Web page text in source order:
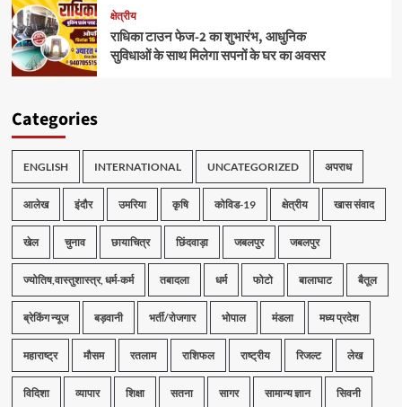
क्षेत्रीय
राधिका टाउन फेज-2 का शुभारंभ, आधुनिक
सुविधाओं के साथ मिलेगा सपनों के घर का अवसर
Categories
ENGLISH INTERNATIONAL UNCATEGORIZED अपराध
आलेख इंदौर उमरिया कृषि कोविड-19 क्षेत्रीय खास संवाद
खेल चुनाव छायाचित्र छिंदवाड़ा जबलपुर जबलपुर
ज्योतिष,वास्तुशास्त्र, धर्म-कर्म तबादला धर्म फोटो बालाघाट बैतूल
ब्रेकिंग न्यूज बड़वानी भर्ती/रोजगार भोपाल मंडला मध्य प्रदेश
महाराष्ट्र मौसम रतलाम राशिफल राष्ट्रीय रिजल्ट लेख
विदिशा व्यापार शिक्षा सतना सागर सामान्य ज्ञान सिवनी